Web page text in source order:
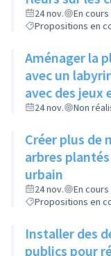
immeubles
24 nov.
En
Propositions en
Aménager la
avec un
avec des jeux
24 nov. Non
Créer plus de nichoirs dans les nouveaux
arbres
urbain
24 nov.
En
Propositions en
Installer des
publics pour